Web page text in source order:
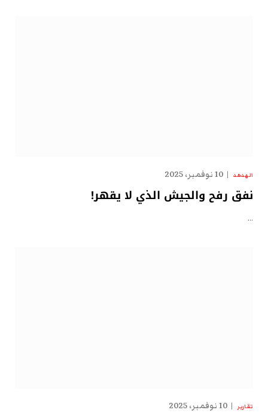
الهدهد 10 نوفمبر، 2025
نفق رفح والجيش الذي لا يقهر!
…
تقارير 10 نوفمبر، 2025